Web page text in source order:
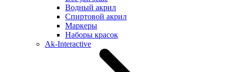
Водный акрил
Спиртовой акрил
Маркеры
Наборы красок
Ak-Interactive